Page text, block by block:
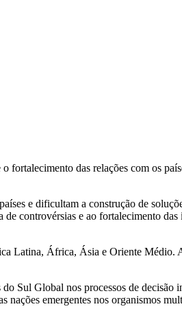
fortalecimento das relações com os
e dificultam a construção de
controvérsias e ao fortalecimento das
Latina, África, Ásia e Oriente Médio.
Sul Global nos processos de decisão
nações emergentes nos organismos